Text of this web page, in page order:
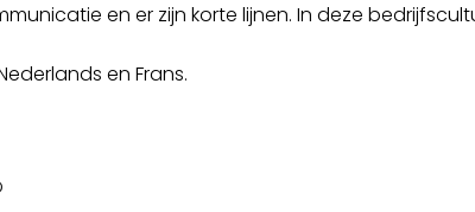
en er zijn korte lijnen. In deze
en Frans.